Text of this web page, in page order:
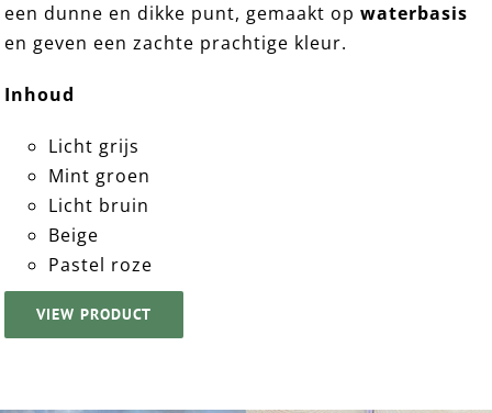
een dunne en dikke punt, gemaakt opwaterbasis
en geven een zachte prachtige kleur.
Inhoud
Licht grijs
Mint groen
Licht bruin
Beige
Pastel roze
VIEW PRODUCT